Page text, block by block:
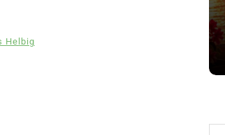
Helbig
Juil 2026